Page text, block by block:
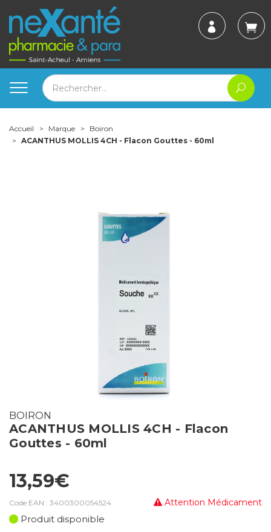
Accueil Marque
Boiron
ACANTHUS MOLLIS 4CH - Flacon Gouttes - 60ml
BOIRON
ACANTHUS MOLLIS 4CH - Flacon
Gouttes - 60ml
13,59€
Attention Médicament
Code EAN : 3400300054524
Produit disponible